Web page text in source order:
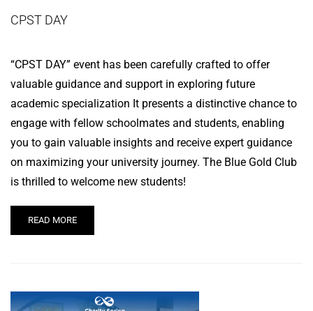
CPST DAY
“CPST DAY” event has been carefully crafted to offer
valuable guidance and support in exploring future
academic specialization It presents a distinctive chance to
engage with fellow schoolmates and students, enabling
you to gain valuable insights and receive expert guidance
on maximizing your university journey. The Blue Gold Club
is thrilled to welcome new students!
READ MORE